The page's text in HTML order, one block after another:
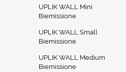
UPLIK WALL Mini
Biemissione
UPLIK WALL Small
Biemissione
UPLIK WALL Medium
Biemissione